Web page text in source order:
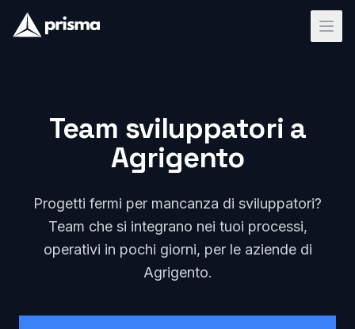
Team sviluppatori a
Agrigento
Progetti fermi per mancanza di sviluppatori?
Team che si integrano nei tuoi processi,
operativi in pochi giorni, per le aziende di
Agrigento.